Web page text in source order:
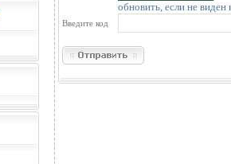
обновить, если не виден
Введите код